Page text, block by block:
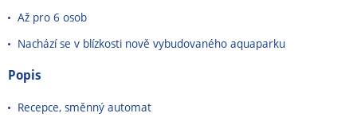
Až pro 6 osob
Nachází se v blízkosti nově vybudovaného aquaparku
Popis
Recepce, směnný automat